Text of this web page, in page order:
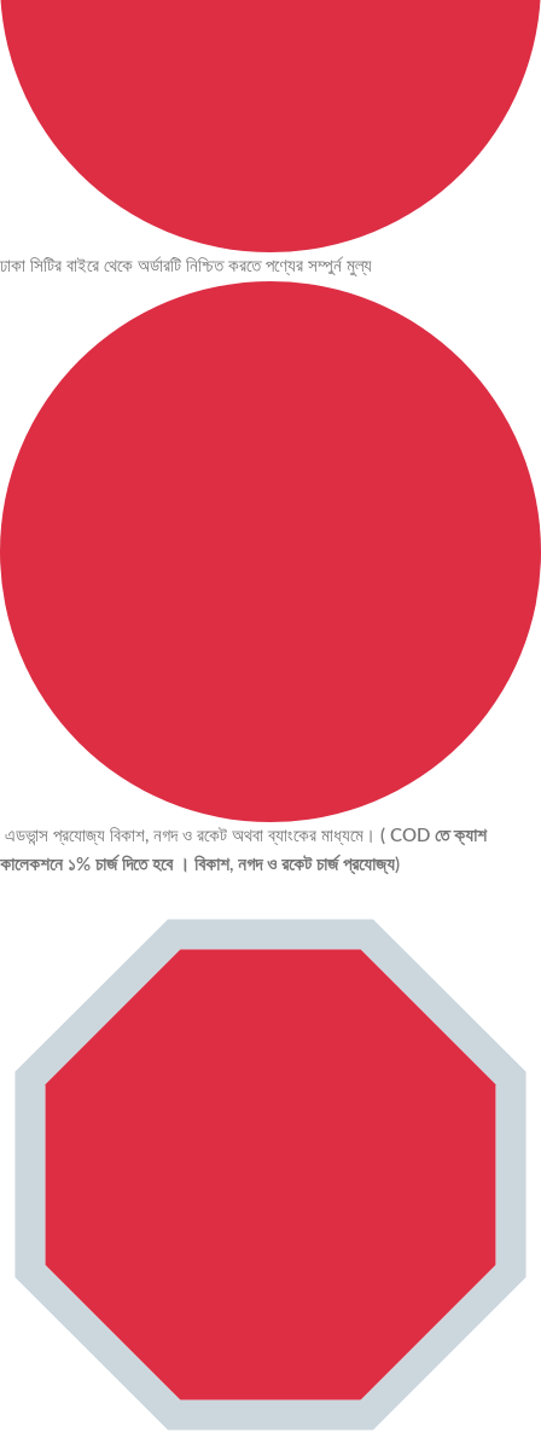
ঢাকা সিটির বাইরে থেকে অর্ডারটি নিশ্চিত করতে পণ্যের সম্পুর্ন মুল্য
এডভান্স প্রযোজ্য বিকাশ, নগদ ও রকেট অথবা ব্যাংকের মাধ্যমে। ( COD তে ক্যাশ
কালেকশনে ১% চার্জ দিতে হবে । বিকাশ, নগদ ও রকেট চার্জ প্রযোজ্য)